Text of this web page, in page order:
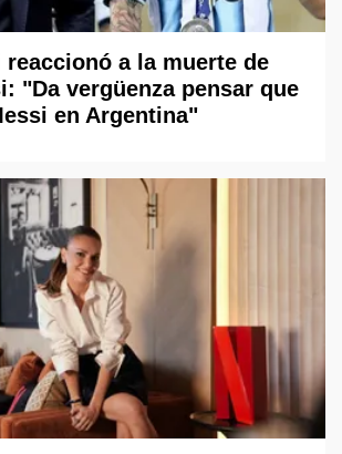
a la muerte de
"Da vergüenza pensar que
en Argentina"